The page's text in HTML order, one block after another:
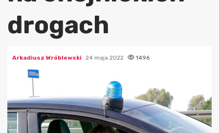
drogach
Arkadiusz Wróblewski 24 maja 2022 1496